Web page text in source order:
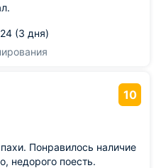
(3 дня)
10
Понравилось наличие
недорого поесть.